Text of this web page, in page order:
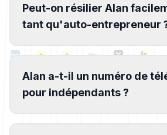
Peut-on résilier Alan
tant qu'auto-entrepreneur
Alan a-t-il un numéro de
pour indépendants ?